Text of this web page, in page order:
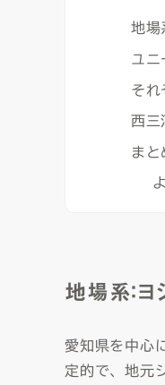
地場
ユ
それ
西三
ま
地場系：ヨ
愛知県を中心
定的で、地元